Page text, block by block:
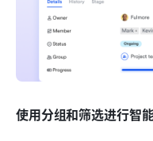
使用分组和筛选进行智